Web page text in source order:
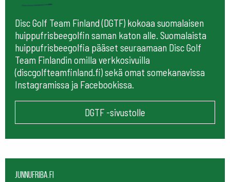
Disc Golf Team Finland (DGTF) kokoaa suomalaisen
huippufrisbeegolfin saman katon alle. Suomalaista
huippufrisbeegolfia pääset seuraamaan Disc Golf
Team Finlandin omilla verkkosivuilla
(discgolfteamfinland.fi) sekä omat somekanavissa
Instagramissa ja Facebookissa.
DGTF -sivustolle
Junnufriba.fi